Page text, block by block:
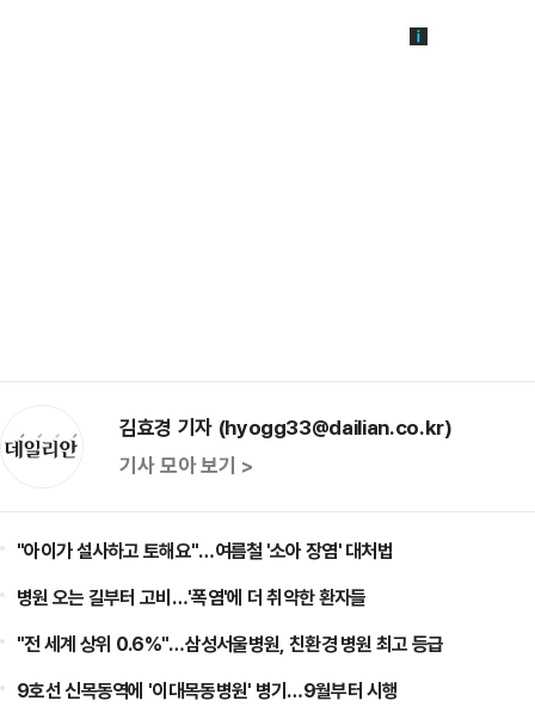
김효경 기자 (hyogg33@dailian.co.kr)
기사 모아 보기 >
"아이가 설사하고 토해요"…여름철 '소아 장염' 대처법
병원 오는 길부터 고비…'폭염'에 더 취약한 환자들
"전 세계 상위 0.6%"…삼성서울병원, 친환경 병원 최고 등급
9호선 신목동역에 '이대목동병원' 병기…9월부터 시행